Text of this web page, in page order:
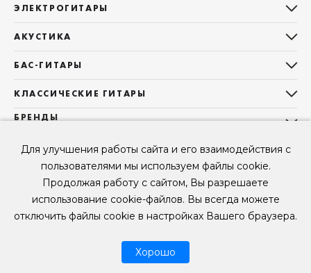
Для улучшения работы сайта и его взаимодействия с
пользователями мы используем файлы cookie.
Продолжая работу с сайтом, Вы разрешаете
использование cookie-файлов. Вы всегда можете
отключить файлы cookie в настройках Вашего браузера.
Хорошо
ЭЛЕКТРОГИТАРЫ
Telecaster
Les Paul
Superstrat
АКУСТИКА
Фолки (ОМ, 000, 00)
Гранд Аудиториум
Б/У, уцененные гитары
БАС-ГИТАРЫ
Precision Bass
Б/У, уцененные гитары
КЛАССИЧЕСКИЕ ГИТАРЫ
Все классические гитары
Б/У, уцененные гитары
БРЕНДЫ
Sigma Guitars
Enya Guitars
Fender
Gibson
Контакты
Мы в Telegram
Мы в ВК
Мы в YouTube